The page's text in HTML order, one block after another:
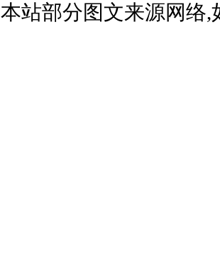
本站部分图文来源网络